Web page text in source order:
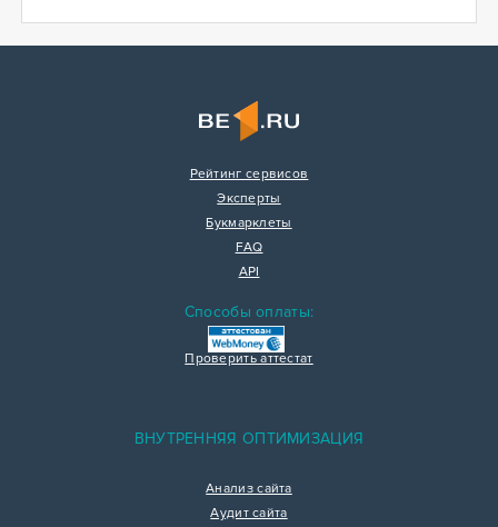
Рейтинг сервисов
Эксперты
Букмарклеты
FAQ
API
Способы оплаты:
Проверить аттестат
ВНУТРЕННЯЯ ОПТИМИЗАЦИЯ
Анализ сайта
Аудит сайта